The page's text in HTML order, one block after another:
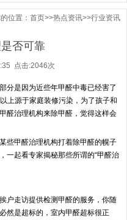
位置： 首页>>热点资讯>>行业资讯
否可靠
点击:2046次
分是因为近些年甲醛中毒已经害了
上源于家庭装修污染，为了孩子和
醛治理机构来除甲醛，觉得这样会
些甲醛治理机构打着除甲醛的幌子
一起看专家揭秘那些所谓的“甲醛治
户走访提供检测甲醛的服务，你随
然是超标的，室内甲醛超标很正